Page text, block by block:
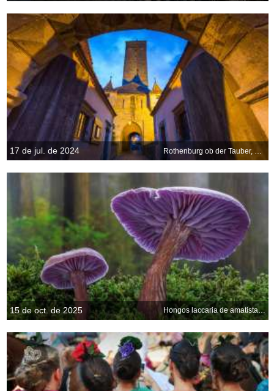
17 de jul. de 2024
15 de oct. de 2025 Hongos laccaria de amatista, Seabeck, Washington, EE. UU.